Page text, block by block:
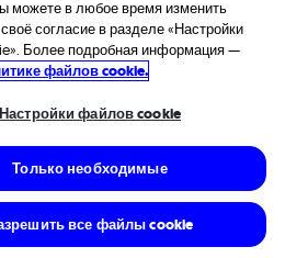
можете в любое время изменить
согласие в разделе «Настройки
Более подробная информация —
файлов cookie.
Настройки файлов cookie
Только необходимые
все файлы cookie